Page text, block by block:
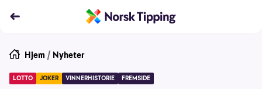
Hjem / Nyheter
LOTTO JOKER VINNERHISTORIE FREMSIDE